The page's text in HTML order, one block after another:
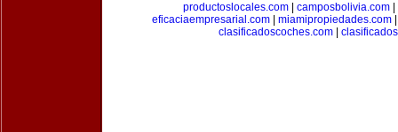
productoslocales.com| camposbolivia.com|
eficaciaempresarial.com
miamipropiedades.com
clasificadoscoches.com|